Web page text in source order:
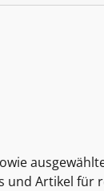
und Artikel für